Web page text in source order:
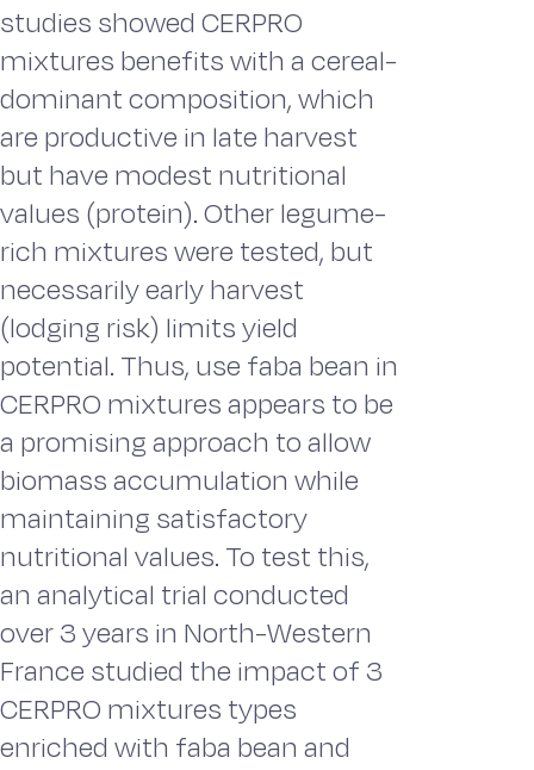
studies showed CERPRO
mixtures benefits with a cereal-
dominant composition, which
are productive in late harvest
but have modest nutritional
values (protein). Other legume-
rich mixtures were tested, but
necessarily early harvest
(lodging risk) limits yield
potential. Thus, use faba bean in
CERPRO mixtures appears to be
a promising approach to allow
biomass accumulation while
maintaining satisfactory
nutritional values. To test this,
an analytical trial conducted
over 3 years in North-Western
France studied the impact of 3
CERPRO mixtures types
enriched with faba bean and